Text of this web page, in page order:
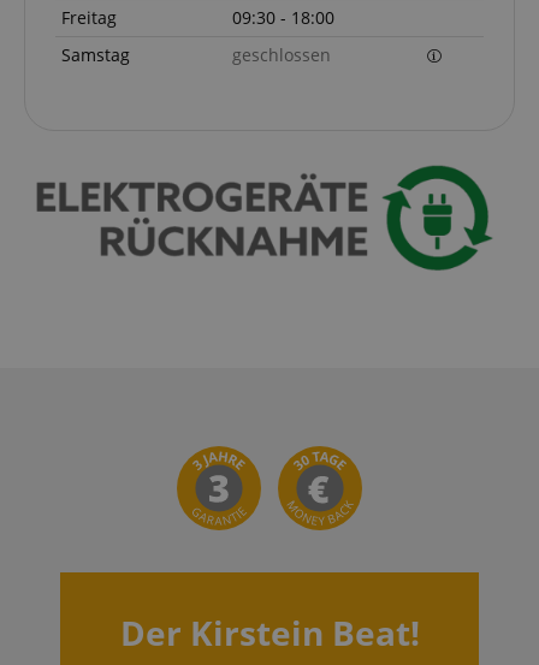
Freitag
09:30 - 18:00
Samstag
geschlossen
Der Kirstein Beat!